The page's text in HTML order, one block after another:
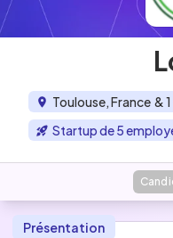
Toulouse, France &
Startup de 5
Présentation